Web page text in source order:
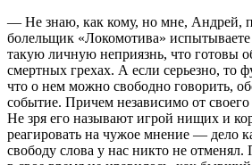
— Не знаю, как кому, но мне, Андрей,
болельщик «Локомотива»
такую личную неприязнь, что готовы
смертных грехах. А если серьезно, то
что о нем можно свободно говорить,
событие. Причем независимо от
Не зря его называют игрой нищих и
реагировать на чужое мнение — дело
свободу слова у нас никто не